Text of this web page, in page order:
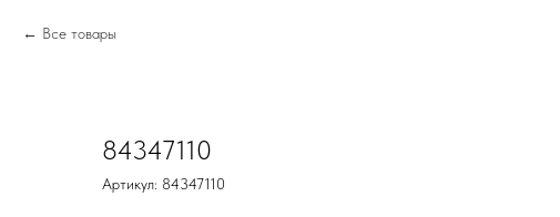
Все товары
84347110
Артикул: 84347110